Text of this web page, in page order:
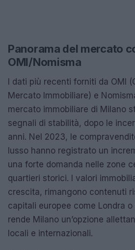
Panorama del mercato
OMI/Nomisma
I dati più recenti forniti da OMI
Mercato Immobiliare) e
mercato immobiliare di Milano
segnali di stabilità, dopo le
anni. Nel 2023, le
lusso hanno registrato un
una forte domanda nelle zone
quartieri storici. I valori
crescita, rimangono contenuti
capitali europee come Londra o
rende Milano un’opzione
locali e internazionali.